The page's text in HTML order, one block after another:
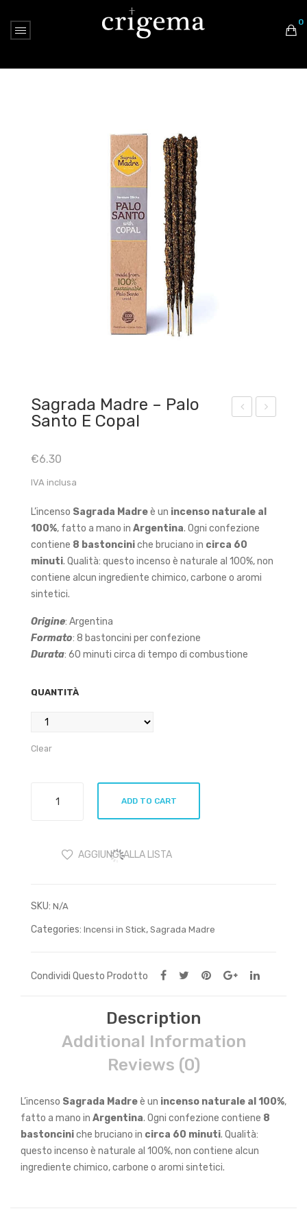
0
Nessun prodotto nel carrello.
Tau
Fra
nce
sca
San
to e
Sagrada Madre – Palo
Santo E Copal
€6.30
IVA inclusa
L’incenso Sagrada Madreè un incenso naturale al
100%, fatto a mano in Argentina. Ogni confezione
contiene 8 bastonciniche bruciano in circa 60
minuti. Qualità: questo incenso è naturale al 100%, non
contiene alcun ingrediente chimico, carbone o aromi
sintetici.
Origine: Argentina
Formato: 8 bastoncini per confezione
Durata: 60 minuti circa di tempo di combustione
QUANTITÀ
Clear
Madre
quantity
ADD TO CART
AGGIUNGI ALLA LISTA
SKU: N/A
Categories: Incensi in Stick, Sagrada Madre
Condividi Questo Prodotto
Description
Additional Information
Reviews (0)
L’incenso Sagrada Madreè un incenso naturale al 100%,
fatto a mano in Argentina. Ogni confezione contiene 8
bastonciniche bruciano in circa 60 minuti. Qualità:
questo incenso è naturale al 100%, non contiene alcun
ingrediente chimico, carbone o aromi sintetici.